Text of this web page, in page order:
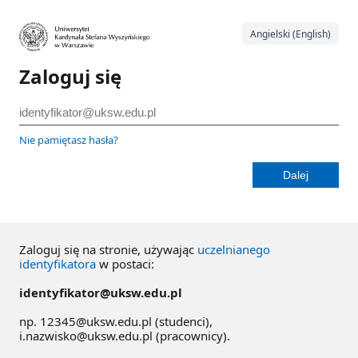
Angielski (English)
Zaloguj się
Nie pamiętasz hasła?
Zaloguj się na stronie, używając uczelnianego
identyfikatora w postaci:
identyfikator@uksw.edu.pl
np. 12345@uksw.edu.pl (studenci),
i.nazwisko@uksw.edu.pl (pracownicy).